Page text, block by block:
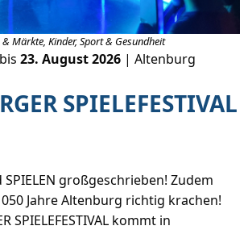
SPIELEFESTIVAL
Märkte, Kinder, Sport & Gesundheit
bis 23. August 2026 | Altenburg
großgeschrieben! Zudem
Jahre Altenburg richtig krachen!
SPIELEFESTIVAL kommt in